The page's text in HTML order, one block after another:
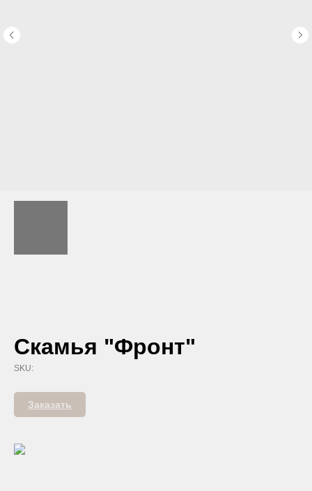
Скамья "Фронт"
SKU:
Заказать